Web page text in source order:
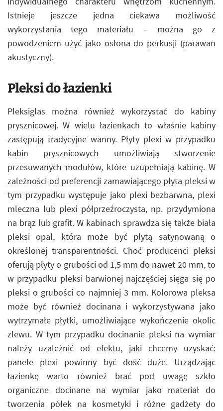
Istnieje jeszcze jedna ciekawa możliwość
wykorzystania tego materiału – można go z
powodzeniem użyć jako osłona do perkusji (parawan
akustyczny).
Pleksi do łazienki
Pleksiglas można również wykorzystać do kabiny
prysznicowej. W wielu łazienkach to właśnie kabiny
zastępują tradycyjne wanny. Płyty plexi w przypadku
kabin prysznicowych umożliwiają stworzenie
przesuwanych modułów, które uzupełniają kabinę. W
zależności od preferencji zamawiającego płyta pleksi w
tym przypadku występuje jako plexi bezbarwna, plexi
mleczna lub plexi półprzeźroczysta, np. przydymiona
na brąz lub grafit. W kabinach sprawdza się także biała
pleksi opal, która może być płytą satynowaną o
określonej transparentności. Choć producenci pleksi
oferują płyty o grubości od 1,5 mm do nawet 20 mm, to
w przypadku pleksi barwionej najczęściej sięga się po
pleksi o grubości co najmniej 3 mm. Kolorowa pleksa
może być również docinana i wykorzystywana jako
wytrzymałe płytki, umożliwiające wykończenie okolic
zlewu. W tym przypadku docinanie pleksi na wymiar
należy uzależnić od efektu, jaki chcemy uzyskać:
panele plexi powinny być dość duże. Urządzając
łazienkę warto również brać pod uwagę szkło
organiczne docinane na wymiar jako materiał do
tworzenia półek na kosmetyki i różne gadżety do